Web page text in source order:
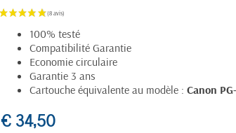
100% testé
Compatibilité Garantie
Economie circulaire
Garantie 3 ans
Cartouche équivalente au modèle : Canon
€ 34,50